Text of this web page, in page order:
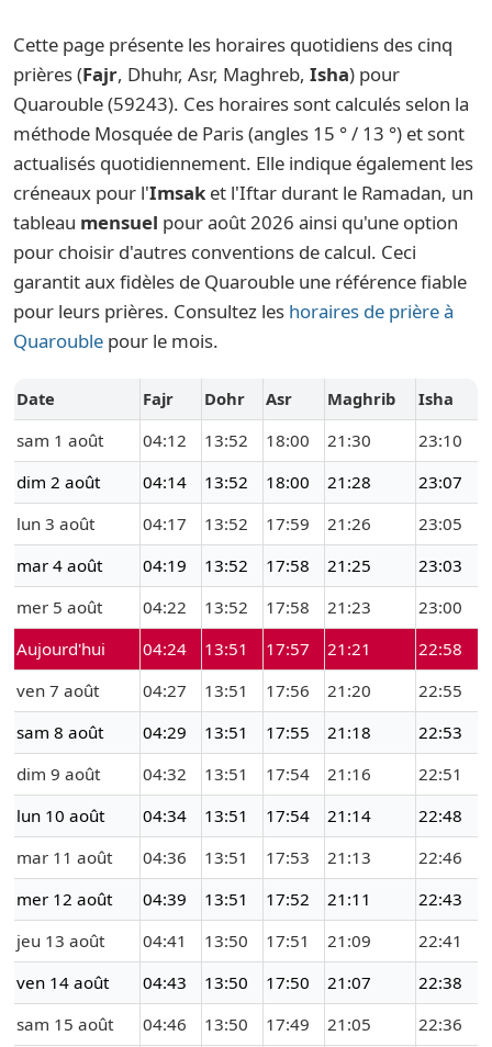
Cette page présente les horaires quotidiens des cinq
prières (Fajr, Dhuhr, Asr, Maghreb, Isha) pour
Quarouble (59243). Ces horaires sont calculés selon la
méthode Mosquée de Paris (angles 15 ° / 13 °) et sont
actualisés quotidiennement. Elle indique également les
créneaux pour l'Imsak et l'Iftar durant le Ramadan, un
tableau mensuel pour août 2026 ainsi qu'une option
pour choisir d'autres conventions de calcul. Ceci
garantit aux fidèles de Quarouble une référence fiable
pour leurs prières. Consultez les horaires de prière à
Quarouble pour le mois.
Date Fajr Dohr Asr Maghrib
Isha
sam 1 août
04:12 13:52 18:00 21:30
23:10
dim 2 août
04:14 13:52 18:00 21:28
23:07
lun 3 août
04:17 13:52 17:59 21:26
23:05
mar 4 août
04:19 13:52 17:58 21:25
23:03
mer 5 août
04:22 13:52 17:58 21:23
23:00
Aujourd'hui
04:24 13:51 17:57 21:21
22:58
ven 7 août
04:27 13:51 17:56 21:20
22:55
sam 8 août
04:29 13:51 17:55 21:18
22:53
dim 9 août
04:32 13:51 17:54 21:16
22:51
lun 10 août
04:34 13:51 17:54 21:14
22:48
mar 11 août
04:36 13:51 17:53 21:13
22:46
mer 12 août
04:39 13:51 17:52 21:11
22:43
jeu 13 août
04:41 13:50 17:51 21:09
22:41
ven 14 août
04:43 13:50 17:50 21:07
22:38
sam 15 août
04:46 13:50 17:49 21:05
22:36